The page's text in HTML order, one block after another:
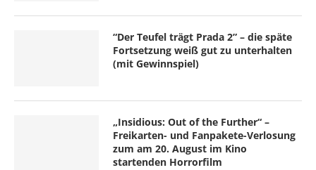
“Der Teufel trägt Prada 2” – die späte
Fortsetzung weiß gut zu unterhalten
(mit Gewinnspiel)
„Insidious: Out of the Further“ –
Freikarten- und Fanpakete-Verlosung
zum am 20. August im Kino
startenden Horrorfilm